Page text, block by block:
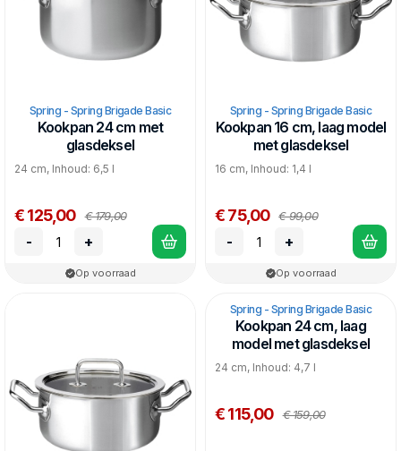
Spring - Spring Brigade Basic
Kookpan 24 cm met
glasdeksel
24 cm, Inhoud: 6,5 l
€ 125,00 € 179,00
- +
Op voorraad
Spring - Spring Brigade Basic
Kookpan 16 cm, laag model
met glasdeksel
16 cm, Inhoud: 1,4 l
€ 75,00 € 99,00
- +
Op voorraad
Spring - Spring Brigade Basic
Kookpan 24 cm, laag
model met glasdeksel
24 cm, Inhoud: 4,7 l
€ 115,00 € 159,00